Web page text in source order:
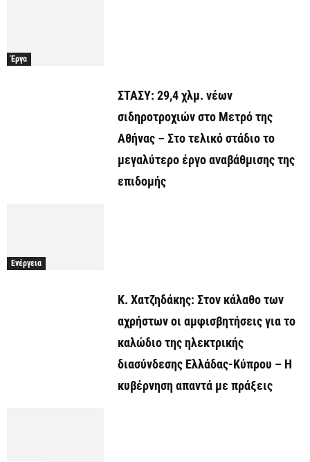
Έργα
ΣΤΑΣΥ: 29,4 χλμ. νέων
σιδηροτροχιών στο Μετρό της
Αθήνας – Στο τελικό στάδιο το
μεγαλύτερο έργο αναβάθμισης της
επιδομής
Ενέργεια
Κ. Χατζηδάκης: Στον κάλαθο των
αχρήστων οι αμφισβητήσεις για το
καλώδιο της ηλεκτρικής
διασύνδεσης Ελλάδας-Κύπρου – Η
κυβέρνηση απαντά με πράξεις